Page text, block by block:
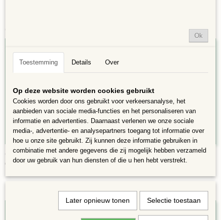
Collal Houtlijm, 100 ml
€ 3,48
Ok
Toestemming Details Over
Op deze website worden cookies gebruikt
Cookies worden door ons gebruikt voor verkeersanalyse, het
aanbieden van sociale media-functies en het personaliseren van
informatie en advertenties. Daarnaast verlenen we onze sociale
media-, advertentie- en analysepartners toegang tot informatie over
hoe u onze site gebruikt. Zij kunnen deze informatie gebruiken in
combinatie met andere gegevens die zij mogelijk hebben verzameld
door uw gebruik van hun diensten of die u hen hebt verstrekt.
Later opnieuw tonen Selectie toestaan